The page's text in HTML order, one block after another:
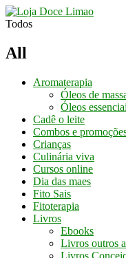
Todos
All
Aromaterapia
Óleos de
Óleos
Cadê o leite
Combos e
Crianças
Culinária viva
Cursos online
Dia das maes
Fito Sais
Fitoterapia
Livros
Ebooks
Livros outros
Livros